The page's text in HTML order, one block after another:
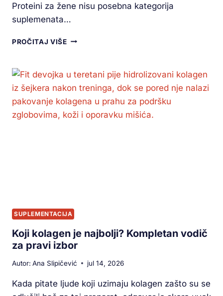
Proteini za žene nisu posebna kategorija
suplemenata…
PROČITAJ VIŠE
SUPLEMENTACIJA
Koji kolagen je najbolji? Kompletan vodič
za pravi izbor
Autor: Ana Slipičević jul 14, 2026
Kada pitate ljude koji uzimaju kolagen zašto su se